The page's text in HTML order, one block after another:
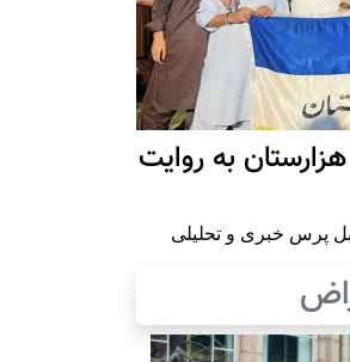
به روایت
پرس خبری و تحلیلی